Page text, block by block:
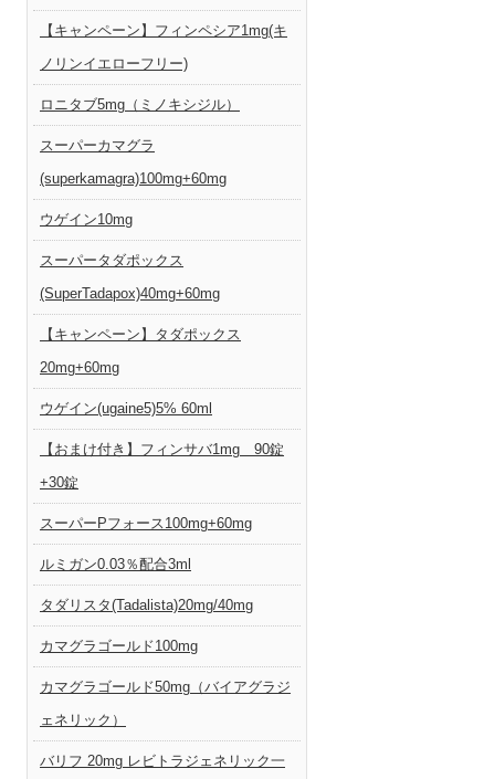
【キャンペーン】フィンペシア1mg(キ
ノリンイエローフリー)
ロニタブ5mg（ミノキシジル）
スーパーカマグラ
(superkamagra)100mg+60mg
ウゲイン10mg
スーパータダポックス
(SuperTadapox)40mg+60mg
【キャンペーン】タダポックス
20mg+60mg
ウゲイン(ugaine5)5% 60ml
【おまけ付き】フィンサバ1mg 90錠
+30錠
スーパーPフォース100mg+60mg
ルミガン0.03％配合3ml
タダリスタ(Tadalista)20mg/40mg
カマグラゴールド100mg
カマグラゴールド50mg（バイアグラジ
ェネリック）
バリフ 20mg レビトラジェネリック一